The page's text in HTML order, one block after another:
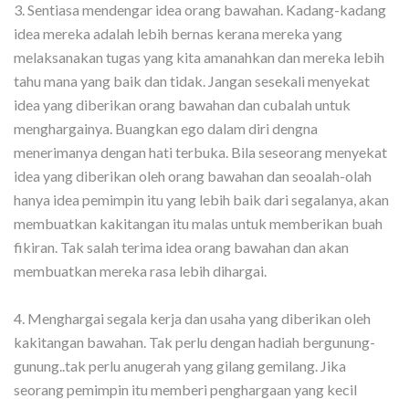
3. Sentiasa mendengar idea orang bawahan. Kadang-kadang
idea mereka adalah lebih bernas kerana mereka yang
melaksanakan tugas yang kita amanahkan dan mereka lebih
tahu mana yang baik dan tidak. Jangan sesekali menyekat
idea yang diberikan orang bawahan dan cubalah untuk
menghargainya. Buangkan ego dalam diri dengna
menerimanya dengan hati terbuka. Bila seseorang menyekat
idea yang diberikan oleh orang bawahan dan seoalah-olah
hanya idea pemimpin itu yang lebih baik dari segalanya, akan
membuatkan kakitangan itu malas untuk memberikan buah
fikiran. Tak salah terima idea orang bawahan dan akan
membuatkan mereka rasa lebih dihargai.
4. Menghargai segala kerja dan usaha yang diberikan oleh
kakitangan bawahan. Tak perlu dengan hadiah bergunung-
gunung..tak perlu anugerah yang gilang gemilang. Jika
seorang pemimpin itu memberi penghargaan yang kecil